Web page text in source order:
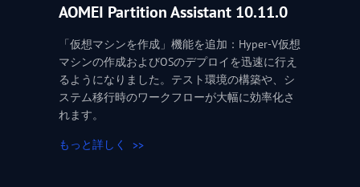
AOMEI Partition Assistant 10.11.0
「仮想マシンを作成」機能を追加：Hyper-V仮想
マシンの作成およびOSのデプロイを迅速に行え
るようになりました。テスト環境の構築や、シ
ステム移行時のワークフローが大幅に効率化さ
れます。
もっと詳しく